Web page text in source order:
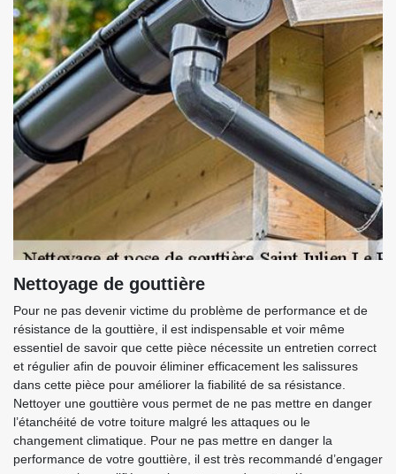
Nettoyage de gouttière
Pour ne pas devenir victime du problème de performance et de
résistance de la gouttière, il est indispensable et voir même
essentiel de savoir que cette pièce nécessite un entretien correct
et régulier afin de pouvoir éliminer efficacement les salissures
dans cette pièce pour améliorer la fiabilité de sa résistance.
Nettoyer une gouttière vous permet de ne pas mettre en danger
l’étanchéité de votre toiture malgré les attaques ou le
changement climatique. Pour ne pas mettre en danger la
performance de votre gouttière, il est très recommandé d’engager